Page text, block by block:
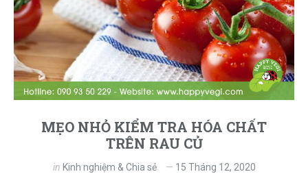
MẸO NHỎ KIỂM TRA HÓA CHẤT
TRÊN RAU CỦ
in Kinh nghiệm & Chia sẻ 15 Tháng 12, 2020